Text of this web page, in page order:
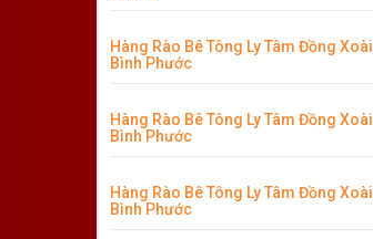
Hàng Rào Bê Tông Ly Tâm Đồng Xoài
Bình Phước
Hàng Rào Bê Tông Ly Tâm Đồng Xoài
Bình Phước
Hàng Rào Bê Tông Ly Tâm Đồng Xoài
Bình Phước